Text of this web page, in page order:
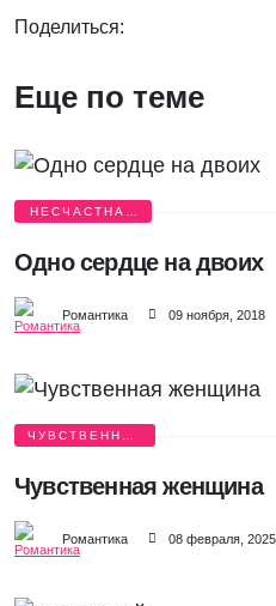
Поделиться:
Еще по теме
НЕСЧАСТНАЯ
Одно сердце на двоих
Романтика 09 ноября, 2018
ЧУВСТВЕННАЯ
Чувственная женщина
Романтика 08 февраля, 2025